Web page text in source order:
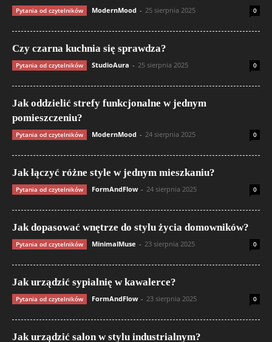
Pytania od czytelników ModernMood - 25 sierpnia 2025 0
Czy czarna kuchnia się sprawdza?
Pytania od czytelników StudioAura - 25 sierpnia 2025 0
Jak oddzielić strefy funkcjonalne w jednym
pomieszczeniu?
Pytania od czytelników ModernMood - 24 sierpnia 2025 0
Jak łączyć różne style w jednym mieszkaniu?
Pytania od czytelników FormAndFlow - 24 sierpnia 2025 0
Jak dopasować wnętrze do stylu życia domowników?
Pytania od czytelników MinimalMuse - 23 sierpnia 2025 0
Jak urządzić sypialnię w kawalerce?
Pytania od czytelników FormAndFlow - 23 sierpnia 2025 0
Jak urządzić salon w stylu industrialnym?